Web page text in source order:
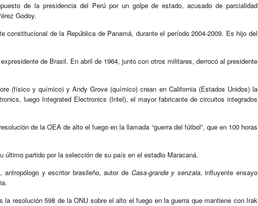
de la presidencia del Perú por un golpe de estado, acusado de parcialidad
Godoy.
constitucional de la República de Panamá, durante el período 2004-2009. Es hijo del
de Brasil. En abril de 1964, junto con otros militares, derrocó al presidente
(físico y químico) y Andy Grove (químico) crean en California (Estados Unidos) la
luego Integrated Electronics (Intel), el mayor fabricante de circuitos integrados
de la OEA de alto el fuego en la llamada “guerra del fútbol”, que en 100 horas
último partido por la selección de su país en el estadio Maracaná.
antropólogo y escritor brasileño, autor de Casa-grande y senzala, influyente ensayo
la resolución 598 de la ONU sobre el alto el fuego en la guerra que mantiene con Irak